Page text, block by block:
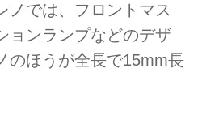
ノでは、フロントマス
ョンランプなどのデザ
のほうが全長で15mm長